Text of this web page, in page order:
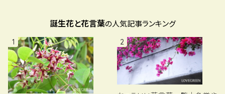
誕生花と花言葉の人気記事ランキング
1 2